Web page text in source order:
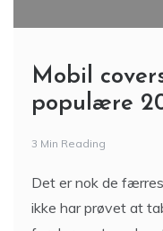
Mobil
populære
3 Min Reading
Det er nok de
ikke har prøvet at